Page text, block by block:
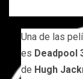
Una de las
es Deadpool
de Hugh